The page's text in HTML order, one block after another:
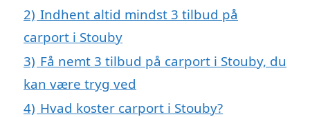
2) Indhent altid mindst 3 tilbud på
carport i Stouby
3) Få nemt 3 tilbud på carport i Stouby, du
kan være tryg ved
4) Hvad koster carport i Stouby?